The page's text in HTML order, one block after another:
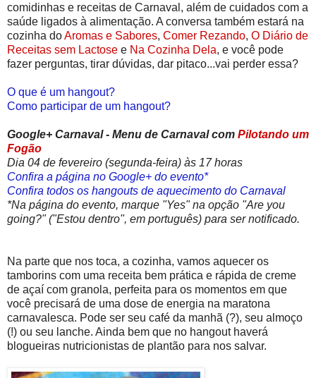
comidinhas e receitas de Carnaval, além de cuidados com a
saúde ligados à alimentação. A conversa também estará na
cozinha doAromas e Sabores, Comer Rezando, O Diário de
Receitas sem Lactose e Na Cozinha Dela, e você pode
fazer perguntas, tirar dúvidas, dar pitaco...vai perder essa?
O que é um hangout?
Como participar de um hangout?
Google+ Carnaval - Menu de Carnaval com Pilotando um
Fogão
Dia 04 de fevereiro (segunda-feira) às 17 horas
Confira a página no Google+ do evento*
Confira todos os hangouts de aquecimento do Carnaval
*Na página do evento, marque "Yes" na opção "Are you
going?" ("Estou dentro", em português) para ser notificado.
Na parte que nos toca, a cozinha, vamos aquecer os
tamborins com uma receita bem prática e rápida de creme
de açaí com granola, perfeita para os momentos em que
você precisará de uma dose de energia na maratona
carnavalesca. Pode ser seu café da manhã (?), seu almoço
(!) ou seu lanche. Ainda bem que no hangout haverá
blogueiras nutricionistas de plantão para nos salvar.